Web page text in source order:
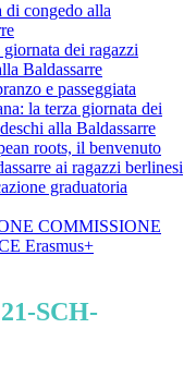
di congedo alla
dei ragazzi
Baldassarre
e passeggiata
la terza giornata dei
alla Baldassarre
roots, il benvenuto
ai ragazzi berlinesi
graduatoria
COMMISSIONE
Erasmus+
SCH-